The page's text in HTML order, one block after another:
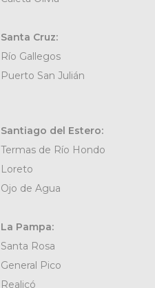
Santa Cruz:
Río Gallegos
Puerto San Julián
Santiago del Estero:
Termas de Río Hondo
Loreto
Ojo de Agua
La Pampa:
Santa Rosa
General Pico
Realicó